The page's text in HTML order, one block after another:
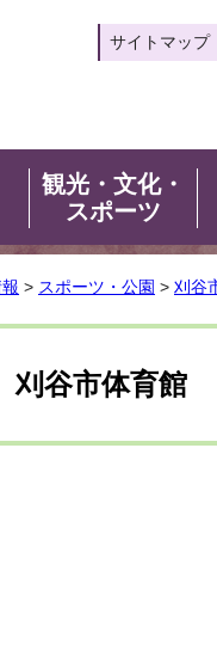
サイトマップ
観光・文化・
スポーツ
> スポーツ・公園 > 刈谷
刈谷市体育館